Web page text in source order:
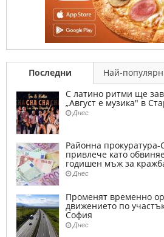
Последни Най-
С латино ритми ще
„Август е музика" в
Днес
Районна прокуратура-
привлече като
годишен мъж за
Днес
Променят временно
движението по
София
Днес